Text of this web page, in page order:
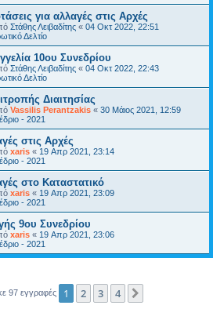
για αλλαγές στις Αρχές
Στάθης Λειβαδίτης « 04 Οκτ 2022, 22:51
Δελτίο
10ου Συνεδρίου
Στάθης Λειβαδίτης « 04 Οκτ 2022, 22:43
Δελτίο
Διαιτησίας
Vassilis Perantzakis « 30 Μάιος 2021, 12:59
- 2021
στις Αρχές
xaris « 19 Απρ 2021, 23:14
- 2021
στο Καταστατικό
xaris « 19 Απρ 2021, 23:09
- 2021
9ου Συνεδρίου
xaris « 19 Απρ 2021, 23:06
- 2021
97 εγγραφές 1 2 3 4